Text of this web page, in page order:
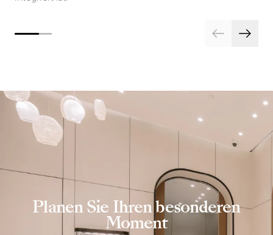
Planen Sie Ihren besonderen
Moment